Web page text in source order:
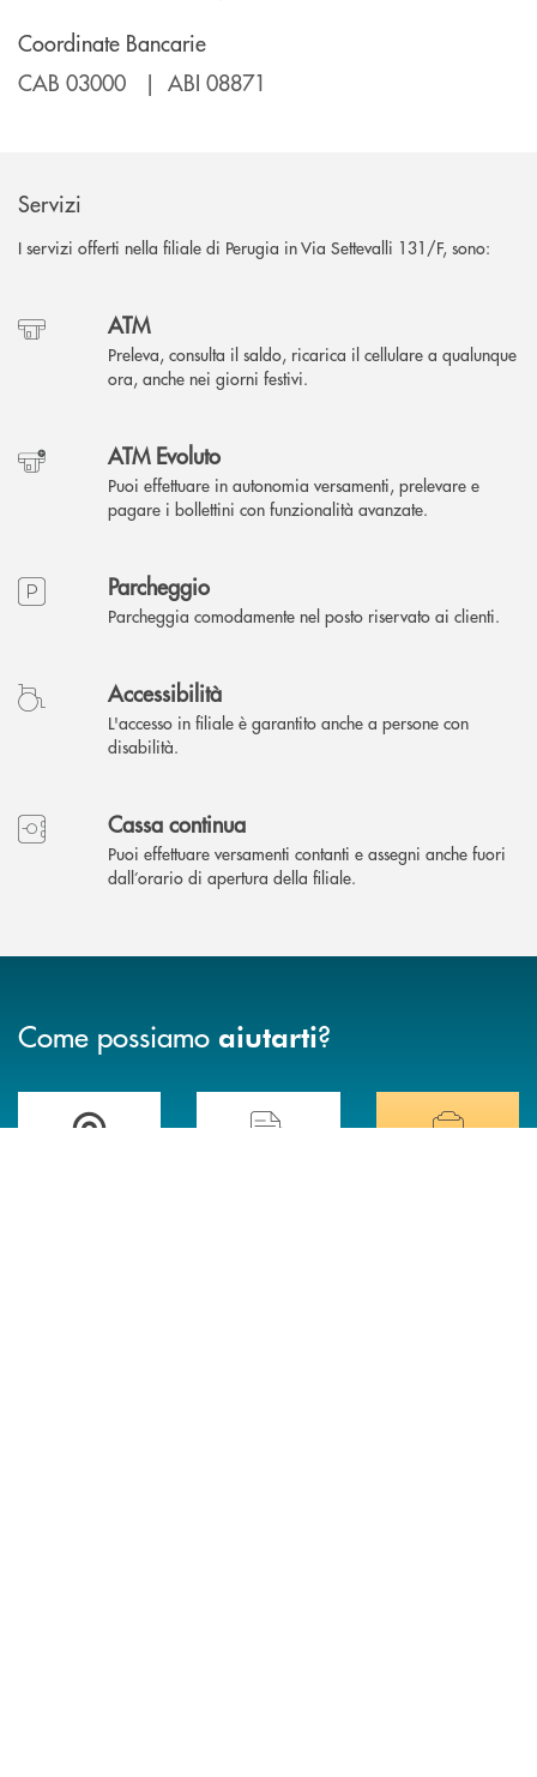
Coordinate Bancarie
CAB 03000 | ABI 08871
Servizi
I servizi offerti nella filiale di Perugia in Via Settevalli 131/F, sono:
ATM
Preleva, consulta il saldo, ricarica il cellulare a qualunque
ora, anche nei giorni festivi.
ATM Evoluto
Puoi effettuare in autonomia versamenti, prelevare e
pagare i bollettini con funzionalità avanzate.
Parcheggio
Parcheggia comodamente nel posto riservato ai clienti.
Accessibilità
L'accesso in filiale è garantito anche a persone con
disabilità.
Cassa continua
Puoi effettuare versamenti contanti e assegni anche fuori
dall’orario di apertura della filiale.
Come possiamo aiutarti?
Accedi all' elenco completo delle filiali della BCC di Spello e del Velino
Hai bisogno di assistenza immediata?
Hai bisogno di